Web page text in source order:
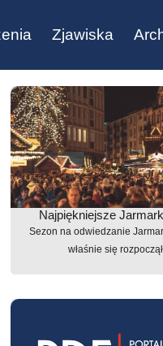
Zjawiska
Najpiękniejsze
Sezon na odwiedzanie
właśnie się